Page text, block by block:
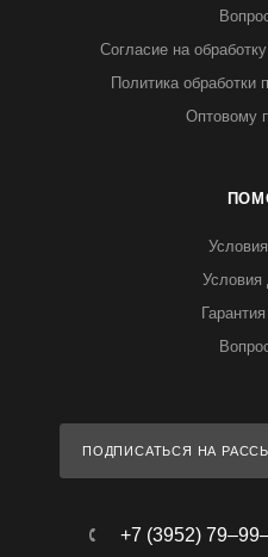
Согласие на
Политика обработки
Оптовому
Условия
ПОДПИСАТЬСЯ НА
+7 (3952)